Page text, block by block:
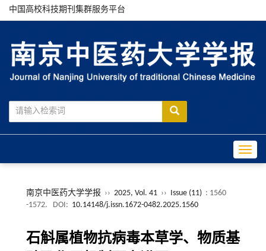
中国高校科技期刊集群服务平台
南京中医药大学学报 ›› 2025, Vol. 41 ›› Issue (11) : 1560
-1572.
DOI: 10.14148/j.issn.1672-0482.2025.1560
石斛属植物抗病毒本草学、物质基